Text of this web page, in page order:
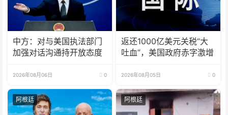
中方：对与美国执法部门
加强对话沟通持开放态度
2026年08月06日 0
返还1000亿美元关税“大
吐血”，美国政府赤字激增
2026年08月05日 0
阿根廷 阿根廷